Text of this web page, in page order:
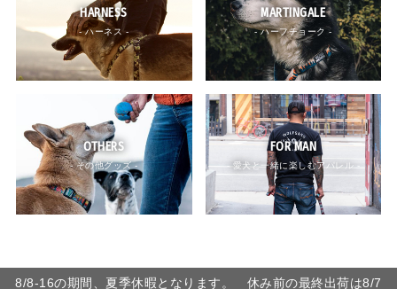
HARNESS
- ハーネス -
MARTINGALE
- ハーフチョーク -
OTHERS
- その他グッズ -
FOR MAN
- 愛犬と一緒に楽しむアパレル -
8/8-16の期間、夏季休暇となります。 休み前の最終出荷は8/7